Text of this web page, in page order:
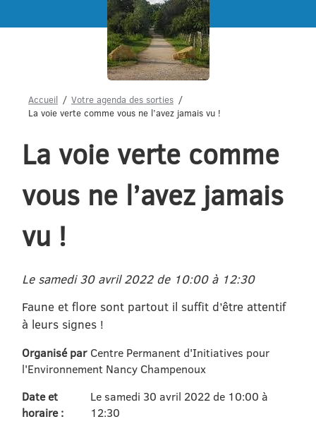
Menu
Accueil
Votre agenda des sorties
La voie verte comme vous ne l’avez jamais vu !
La voie verte comme
vous ne l’avez jamais
vu !
Le samedi 30 avril 2022 de 10:00 à 12:30
Faune et flore sont partout il suffit d’être attentif
à leurs signes !
Organisé par Centre Permanent d'Initiatives pour
l'Environnement Nancy Champenoux
Date et
horaire :
Le samedi 30 avril 2022 de 10:00 à
12:30